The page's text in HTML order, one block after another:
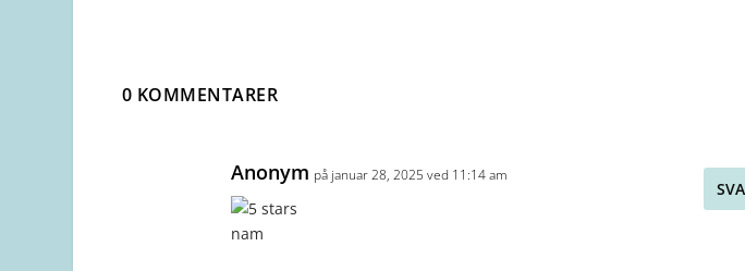
0 KOMMENTARER
Anonym på januar 28, 2025 ved 11:14 am
nam